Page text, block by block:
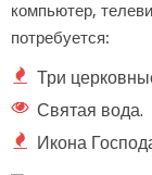
компьютер,
потребуется:
Три
Святая вода.
Икона